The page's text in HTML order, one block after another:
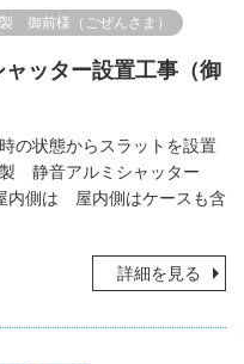
御前様（ごぜんさま）
ッター設置工事（御
の状態からスラットを設置
製 静音アルミシャッター
側は 屋内側はケースも含
詳細を見る